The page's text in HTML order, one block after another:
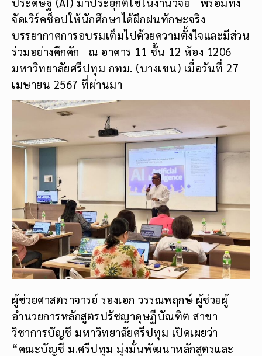
จัดเวิร์คช็อปให้นักศึกษาได้ฝึกฝนทักษะจริง
บรรยากาศการอบรมเต็มไปด้วยความตั้งใจและมีส่วน
ร่วมอย่างคึกคัก ณ อาคาร 11 ชั้น 12 ห้อง 1206
มหาวิทยาลัยศรีปทุม กทม. (บางเขน) เมื่อวันที่ 27
เมษายน 2567 ที่ผ่านมา
ผู้ช่วยศาสตราจารย์ รองเอก วรรณพฤกษ์ ผู้ช่วยผู้
อำนวยการหลักสูตรปรัชญาดุษฏีบัณฑิต สาขา
วิชาการบัญชี มหาวิทยาลัยศรีปทุม เปิดเผยว่า
“คณะบัญชี ม.ศรีปทุม มุ่งมั่นพัฒนาหลักสูตรและ